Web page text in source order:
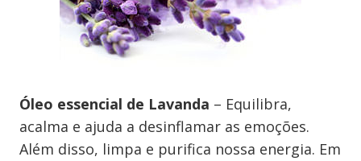
Óleo essencial de Lavanda – Equilibra,
acalma e ajuda a desinflamar as emoções.
Além disso, limpa e purifica nossa energia. Em